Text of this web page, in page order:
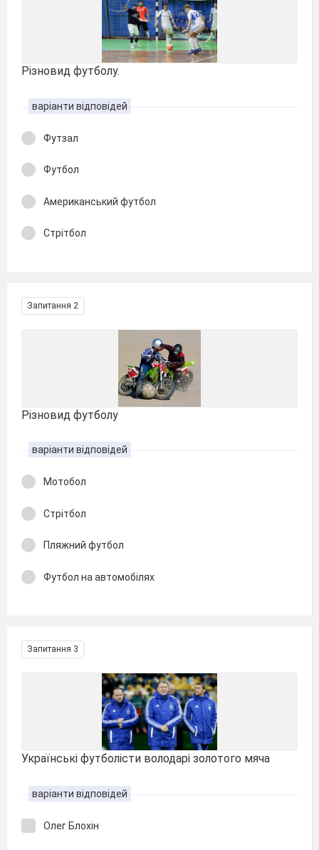
Різновид футболу.
варіанти відповідей
Футзал
Футбол
Американський футбол
Стрітбол
Запитання 2
Різновид футболу
варіанти відповідей
Мотобол
Стрітбол
Пляжний футбол
Футбол на автомобілях
Запитання 3
Українські футболісти володарі золотого мяча
варіанти відповідей
Олег Блохін